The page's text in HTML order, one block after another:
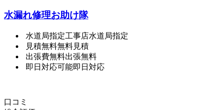
水漏れ修理お助け隊
水道局指定工事店水道局指定
見積無料無料見積
出張費無料出張無料
即日対応可能即日対応
口コミ